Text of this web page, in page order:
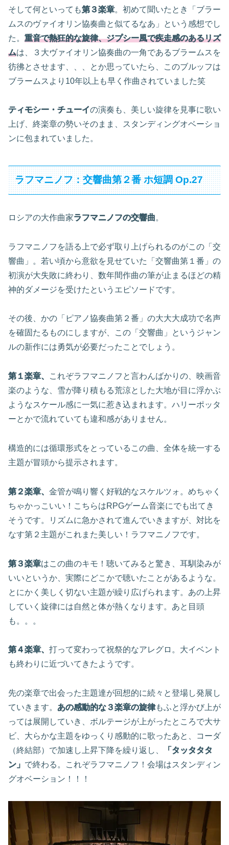
そして何といっても第３楽章。初めて聞いたとき「ブラー
ムスのヴァイオリン協奏曲と似てるなあ」という感想でし
た。 重音で熱狂的な旋律、ジプシー風で疾走感のあるリズ
ムは、３大ヴァイオリン協奏曲の一角であるブラームスを
彷彿とさせます、、、とか思っていたら、このブルッフは
ブラームスより10年以上も早く作曲されていました笑
ティモシー・チューイの演奏も、美しい旋律を見事に歌い
上げ、終楽章の勢いそのまま、スタンディングオベーショ
ンに包まれていました。
ラフマニノフ：交響曲第２番 ホ短調 Op.27
ロシアの大作曲家ラフマニノフの交響曲。
ラフマニノフを語る上で必ず取り上げられるのがこの「交
響曲」。若い頃から意欲を見せていた「交響曲第１番」の
初演が大失敗に終わり、数年間作曲の筆が止まるほどの精
神的ダメージを受けたというエピソードです。
その後、かの「ピアノ協奏曲第２番」の大大大成功で名声
を確固たるものにしますが、この「交響曲」というジャン
ルの新作には勇気が必要だったことでしょう。
第１楽章、
これぞラフマニノフと言わんばかりの、映画音
楽のような、雪が降り積もる荒涼とした大地が目に浮かぶ
ようなスケール感に一気に惹き込まれます。ハリーポッタ
ーとかで流れていても違和感がありません。
構造的には循環形式をとっているこの曲、全体を統一する
主題が冒頭から提示されます。
第２楽章、 金管が鳴り響く好戦的なスケルツォ。めちゃく
ちゃかっこいい！こちらはRPGゲーム音楽にでも出てき
そうです。リズムに急かされて進んでいきますが、対比を
なす第２主題がこれまた美しい！ラフマニノフです。
第３楽章はこの曲のキモ！聴いてみると驚き、耳馴染みが
いいというか、実際にどこかで聴いたことがあるような。
とにかく美しく切ない主題が繰り広げられます。あの上昇
していく旋律には自然と体が熱くなります。あと目頭
も。。。
第４楽章、 打って変わって祝祭的なアレグロ。大イベント
も終わりに近づいてきたようです。
先の楽章で出会った主題達が回想的に続々と登場し発展し
ていきます。 あの感動的な３楽章の旋律もふと浮かび上が
っては展開していき、ボルテージが上がったところで大サ
ビ、大らかな主題をゆっくり感動的に歌ったあと、コーダ
（終結部）で加速し上昇下降を繰り返し、
「タッタタタ
ン」 で終わる。これぞラフマニノフ！会場はスタンディン
グオベーション！！！